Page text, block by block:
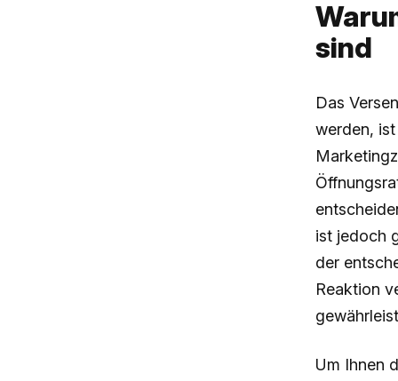
sind
Das
werden,
ist jedoch
der
Reaktion
Um Ihnen